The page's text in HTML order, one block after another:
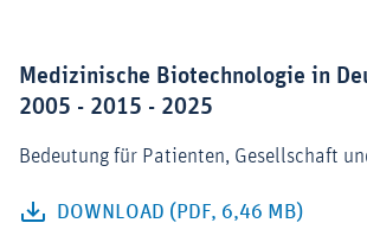
Medizinische Biotechnologie in
2005 - 2015 - 2025
Bedeutung für Patienten, Gesellschaft
DOWNLOAD (PDF, 6,46 MB)